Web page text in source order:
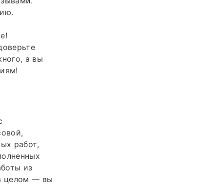
а вы
работ,
из
целом — вы